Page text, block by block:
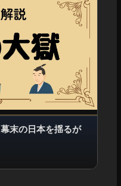
幕末の日本を揺るが